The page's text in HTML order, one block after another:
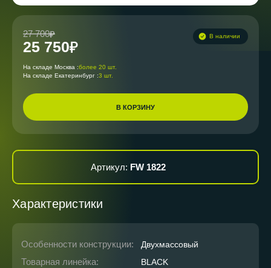
27 700
25 750
В наличии
На складе Москва :более 20 шт.
На складе Екатеринбург :3 шт.
В КОРЗИНУ
Артикул: FW 1822
Характеристики
Особенности конструкции: Двухмассовый
Товарная линейка: BLACK